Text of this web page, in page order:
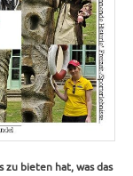
zu bieten hat, was das